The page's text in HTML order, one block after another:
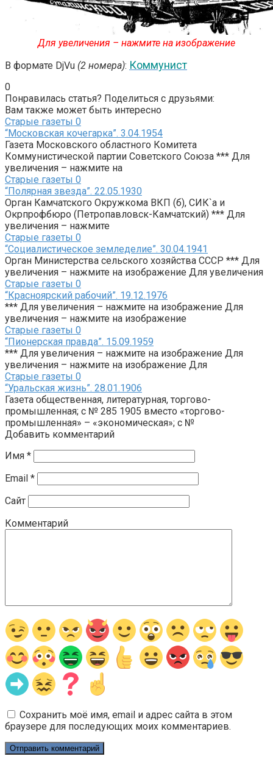
Для увеличения – нажмите на изображение
В формате DjVu (2 номера): Коммунист
0
Понравилась статья? Поделиться с друзьями:
Вам также может быть интересно
Старые газеты 0
“Московская кочегарка”. 3.04.1954
Газета Московского областного Комитета
Коммунистической партии Советского Союза *** Для
увеличения – нажмите на
Старые газеты 0
“Полярная звезда”. 22.05.1930
Орган Камчатского Окружкома ВКП (б), СИК`а и
Окрпрофбюро (Петропавловск-Камчатский) *** Для
увеличения – нажмите
Старые газеты 0
“Социалистическое земледелие”. 30.04.1941
Орган Министерства сельского хозяйства СССР *** Для
увеличения – нажмите на изображение Для увеличения
Старые газеты 0
“Красноярский рабочий”. 19.12.1976
*** Для увеличения – нажмите на изображение Для
увеличения – нажмите на изображение
Старые газеты 0
“Пионерская правда”. 15.09.1959
*** Для увеличения – нажмите на изображение Для
увеличения – нажмите на изображение Для
Старые газеты 0
“Уральская жизнь”. 28.01.1906
Газета общественная, литературная, торгово-
промышленная; с № 285 1905 вместо «торгово-
промышленная» – «экономическая»; с №
Добавить комментарий
Имя *
Email *
Сайт
Комментарий
Сохранить моё имя, email и адрес сайта в этом
браузере для последующих моих комментариев.